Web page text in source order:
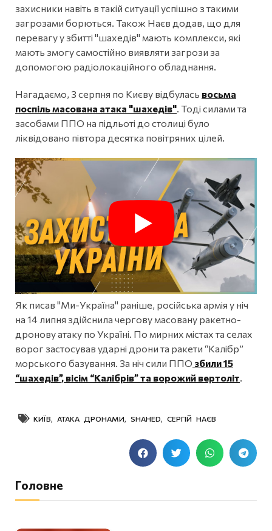
захисники навіть в такій ситуації успішно з такими
загрозами борються. Також Наєв додав, що для
перевагу у збитті "шахедів" мають комплекси, які
мають змогу самостійно виявляти загрози за
допомогою радіолокаційного обладнання.
Нагадаємо, 3 серпня по Києву відбулась восьма
поспіль масована атака "шахедів" . Тоді силами та
засобами ППО на підльоті до столиці було
ліквідовано півтора десятка повітряних цілей.
Як писав "Ми-Україна" раніше, російська армія у ніч
на 14 липня здійснила чергову масовану ракетно-
дронову атаку по Україні. По мирних містах та селах
ворог застосував ударні дрони та ракети “Калібр”
морського базування. За ніч сили ППО збили 15
“шахедів”, вісім “Калібрів” та ворожий вертоліт
КИЇВ АТАКА ДРОНАМИ SHAHED СЕРГІЙ НАЄВ
Головне